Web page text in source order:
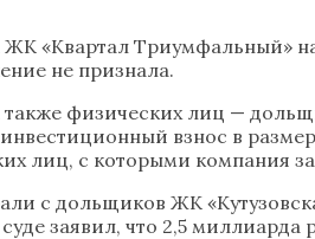
«Квартал Триумфальный»
не признала.
физических лиц —
взнос в
лиц, с которыми компания
с дольщиков ЖК
заявил, что 2,5